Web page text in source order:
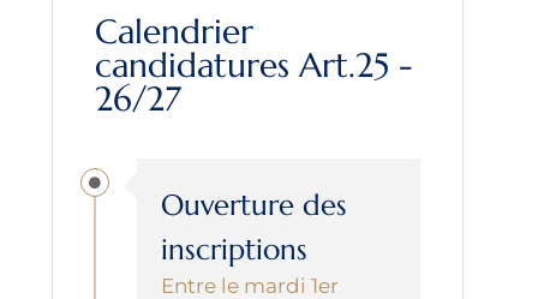
Calendrier
candidatures Art.25 -
26/27
Ouverture des
inscriptions
Entre le mardi 1er